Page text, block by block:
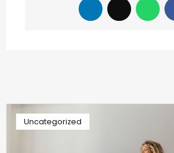
Uncategorized